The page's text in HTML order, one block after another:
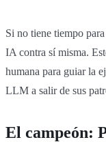
Si no tiene tiempo
IA contra sí misma.
humana para guiar la
LLM a salir de sus
El campeón: